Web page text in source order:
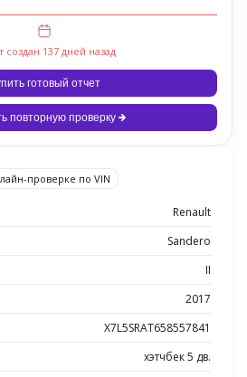
создан 137 дней назад
готовый отчет
повторную проверку
проверке по VIN
Renault
Sandero
II
2017
X7L5SRAT658557841
хэтчбек 5 дв.